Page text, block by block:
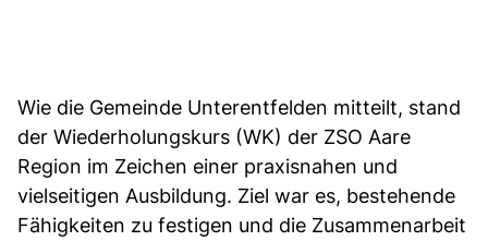
Wie die Gemeinde Unterentfelden mitteilt, stand
der Wiederholungskurs (WK) der ZSO Aare
Region im Zeichen einer praxisnahen und
vielseitigen Ausbildung. Ziel war es, bestehende
Fähigkeiten zu festigen und die Zusammenarbeit